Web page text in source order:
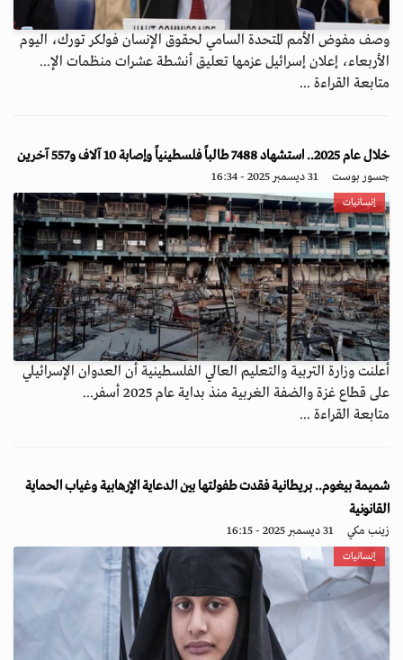
وصف مفوض الأمم المتحدة السامي لحقوق الإنسان فولكر تورك، اليوم
الأربعاء، إعلان إسرائيل عزمها تعليق أنشطة عشرات منظمات الإ...
متابعة القراءة ...
خلال عام 2025.. استشهاد 7488 طالباً فلسطينياً وإصابة 10 آلاف و557 آخرين
جسور بوست 31 ديسمبر 2025 - 16:34
إنسانيات
أعلنت وزارة التربية والتعليم العالي الفلسطينية أن العدوان الإسرائيلي
على قطاع غزة والضفة الغربية منذ بداية عام 2025 أسفر...
متابعة القراءة ...
شميمة بيغوم.. بريطانية فقدت طفولتها بين الدعاية الإرهابية وغياب الحماية
القانونية
زينب مكي 31 ديسمبر 2025 - 16:15
إنسانيات